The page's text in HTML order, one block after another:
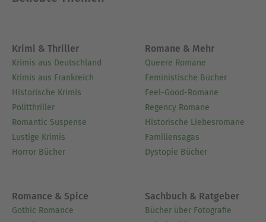
Krimi & Thriller
Krimis aus Deutschland
Krimis aus Frankreich
Historische Krimis
Politthriller
Romantic Suspense
Lustige Krimis
Horror Bücher
Romane & Mehr
Queere Romane
Feministische Bücher
Feel-Good-Romane
Regency Romane
Historische Liebesromane
Familiensagas
Dystopie Bücher
Romance & Spice
Gothic Romance
Sachbuch & Ratgeber
Bücher über Fotografie